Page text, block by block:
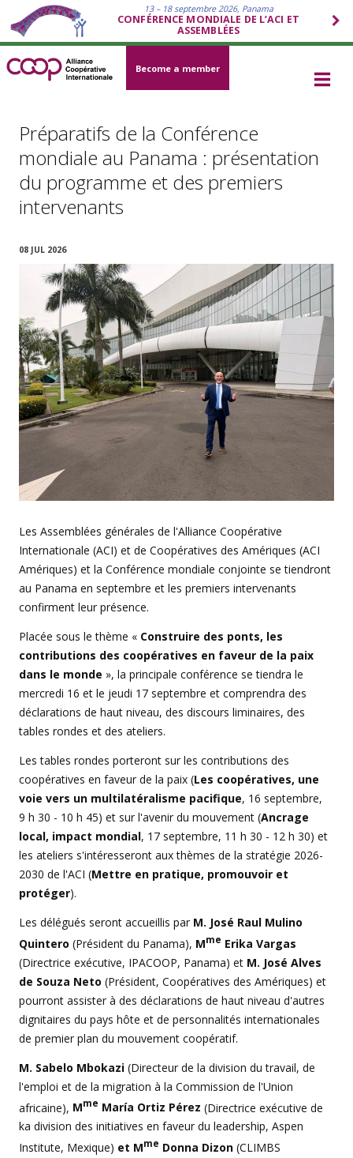
13 – 18 septembre 2026, Panama
CONFÉRENCE MONDIALE DE L’ACI ET
ASSEMBLÉES
Become a member
Préparatifs de la Conférence
mondiale au Panama : présentation
du programme et des premiers
intervenants
08 JUL 2026
Les Assemblées générales de l'Alliance Coopérative
Internationale (ACI) et de Coopératives des Amériques (ACI
Amériques) et la Conférence mondiale conjointe se tiendront
au Panama en septembre et les premiers intervenants
confirment leur présence.
Placée sous le thème « Construire des ponts, les
contributions des coopératives en faveur de la paix
dans le monde », la principale conférence se tiendra le
mercredi 16 et le jeudi 17 septembre et comprendra des
déclarations de haut niveau, des discours liminaires, des
tables rondes et des ateliers.
Les tables rondes porteront sur les contributions des
coopératives en faveur de la paix (Les coopératives, une
voie vers un multilatéralisme pacifique, 16 septembre,
9 h 30 - 10 h 45) et sur l'avenir du mouvement (Ancrage
local, impact mondial, 17 septembre, 11 h 30 - 12 h 30) et
les ateliers s'intéresseront aux thèmes de la stratégie 2026-
2030 de l'ACI (Mettre en pratique, promouvoir et
protéger).
Les délégués seront accueillis par M. José Raul Mulino
Quintero (Président du Panama), Mme Erika Vargas
(Directrice exécutive, IPACOOP, Panama) et M. José Alves
de Souza Neto (Président, Coopératives des Amériques) et
pourront assister à des déclarations de haut niveau d'autres
dignitaires du pays hôte et de personnalités internationales
de premier plan du mouvement coopératif.
M. Sabelo Mbokazi (Directeur de la division du travail, de
l'emploi et de la migration à la Commission de l'Union
africaine), Mme María Ortiz Pérez (Directrice exécutive de
ka division des initiatives en faveur du leadership, Aspen
Institute, Mexique) et Mme Donna Dizon (CLIMBS